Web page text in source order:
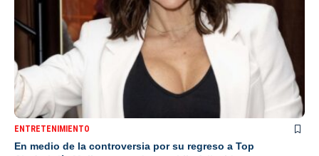
ENTRETENIMIENTO
En medio de la controversia por su regreso a Top